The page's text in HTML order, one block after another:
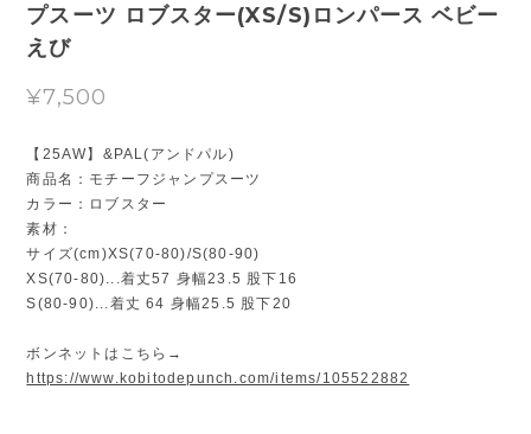
プスーツ ロブスター(XS/S)ロンパース ベビー
えび
¥7,500
【25AW】&PAL(アンドパル)
商品名：モチーフジャンプスーツ
カラー：ロブスター
素材：
サイズ(cm)XS(70-80)/S(80-90)
XS(70-80)...着丈57 身幅23.5 股下16
S(80-90)...着丈 64 身幅25.5 股下20
ボンネットはこちら→
https://www.kobitodepunch.com/items/105522882